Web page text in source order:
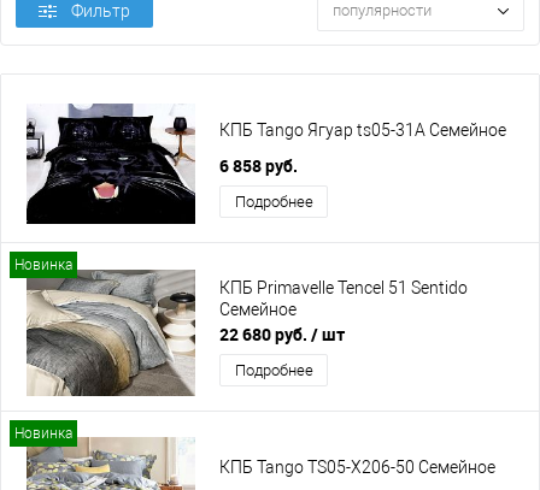
Фильтр популярности
КПБ Tango Ягуар ts05-31A Семейное
6 858 руб.
Подробнее
Новинка
КПБ Primavelle Tencel 51 Sentido
Семейное
22 680 руб. / шт
Подробнее
Новинка
КПБ Tango TS05-X206-50 Семейное